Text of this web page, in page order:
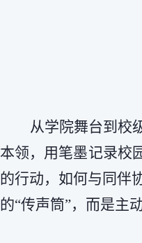
从学院舞台到校
本领，用笔墨记录校
的行动，如何与同伴
的“传声筒”，而是主